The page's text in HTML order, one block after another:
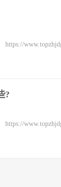
?